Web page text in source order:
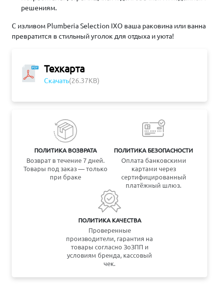
Техкарта
Скачать(26.37KB)
ПОЛИТИКА ВОЗВРАТА
Возврат в течение 7 дней.
Товары под заказ — только
при браке
ПОЛИТИКА БЕЗОПАСНОСТИ
Оплата банковскими
картами через
сертифицированный
платёжный шлюз.
ПОЛИТИКА КАЧЕСТВА
Проверенные
производители, гарантия на
товары согласно ЗоЗПП и
условиям бренда, кассовый
чек.
решениям.
С изливом Plumberia Selection IXO ваша раковина или ванна
превратится в стильный уголок для отдыха и уюта!